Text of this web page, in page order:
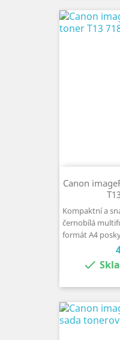
Canon
Kompaktní a
černobílá
formát A4
